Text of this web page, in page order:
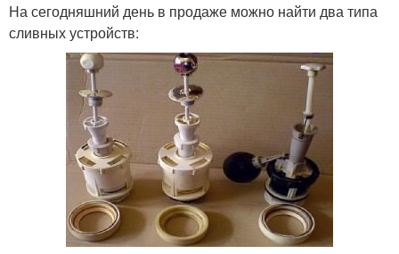
На сегодняшний день в продаже можно найти два типа
сливных устройств: